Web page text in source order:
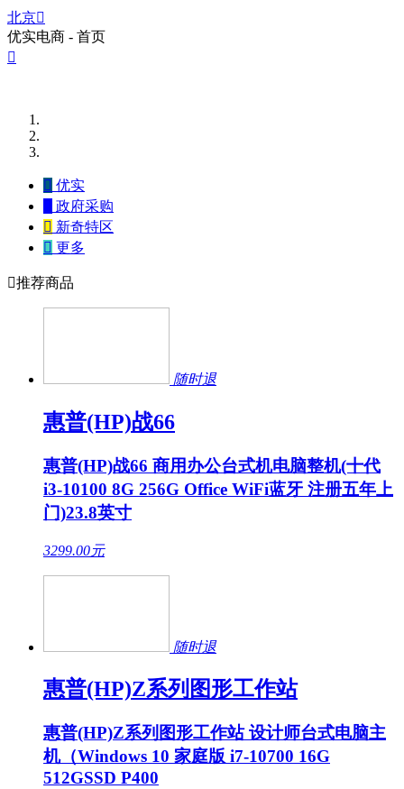
北京
优实电商 - 首页

 优实
政府采购
 新奇特区
 更多
推荐商品
随时退
惠普(HP)战66
惠普(HP)战66 商用办公台式机电脑整机(十代
i3-10100 8G 256G Office WiFi蓝牙 注册五年上
门)23.8英寸
3299.00元
随时退
惠普(HP)Z系列图形工作站
惠普(HP)Z系列图形工作站 设计师台式电脑主
机（Windows 10 家庭版 i7-10700 16G
512GSSD P400